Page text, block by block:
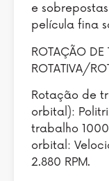
e
película fina
ROTAÇÃO DE
ROTATIVA/
Rotação de
orbital):
trabalho
orbital:
2.880 RPM.